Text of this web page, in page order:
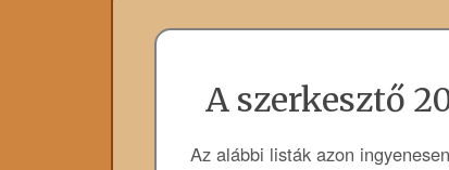
A szerkesztő
Az alábbi listák azon